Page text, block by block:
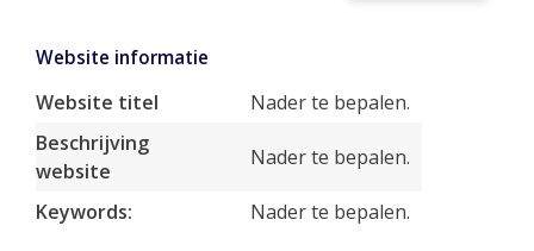
Website informatie
Website titel
Nader te bepalen.
Beschrijving
website
Nader te bepalen.
Keywords: Nader te bepalen.